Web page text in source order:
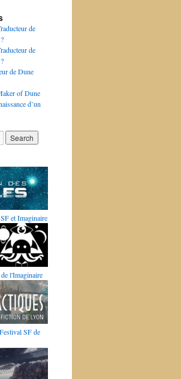
de
de
de Dune
of Dune
d’un
et Imaginaire
l'Imaginaire
SF de